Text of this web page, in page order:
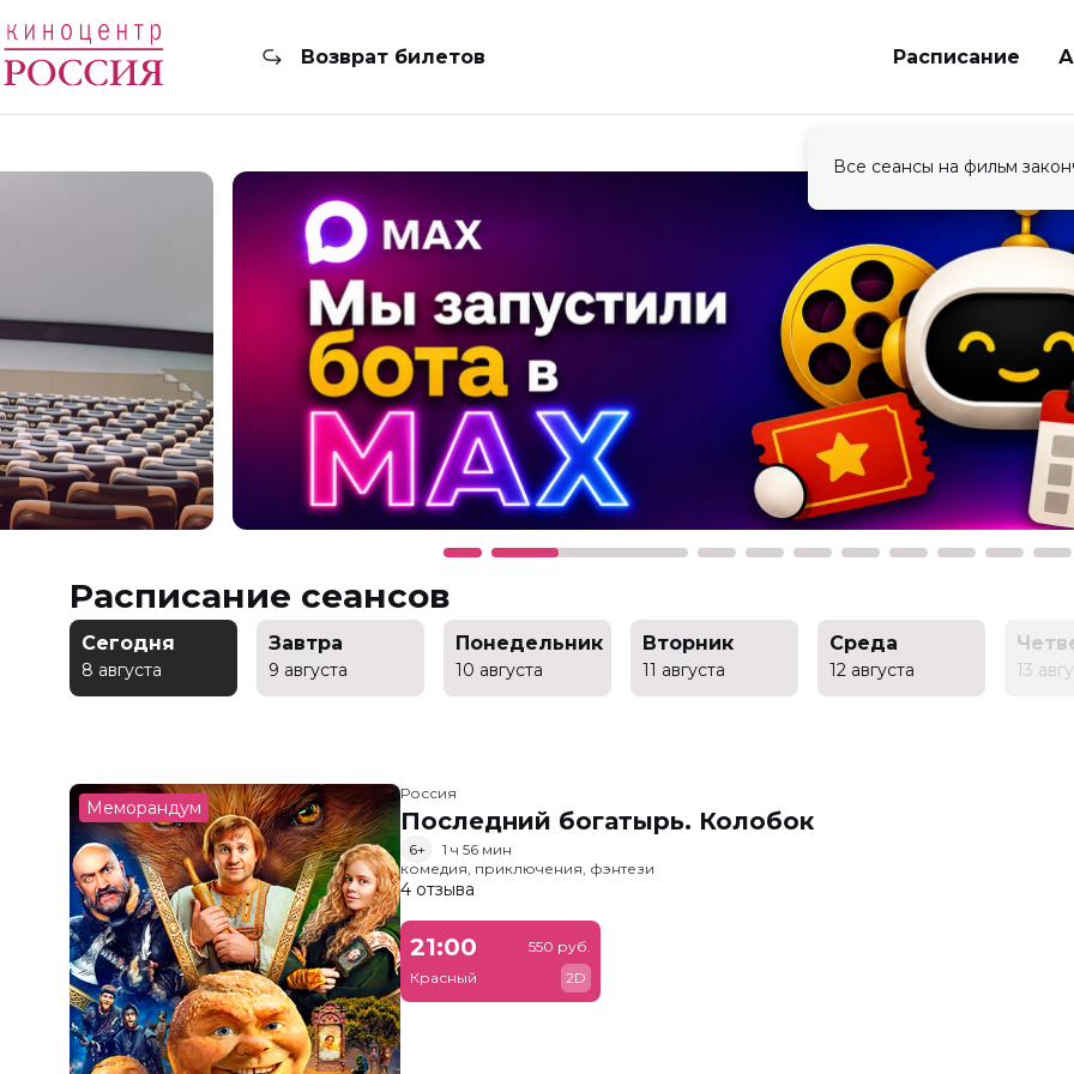
Возврат билетов Расписание
Расписание сеансов
Сегодня
8 августа
Завтра
9 августа
Понедельник
10 августа
Вторник
11 августа
Среда
12 августа 13
Меморандум
Россия
Последний богатырь. Колобок
6+
1 ч 56 мин
комедия, приключения, фэнтези
4 отзыва
21:00
Красный
550 руб.
2D
Все сеансы на фильм